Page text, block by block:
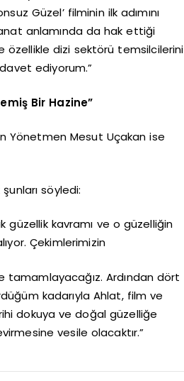
Güzel’ filminin ilk adımını
anlamında da hak ettiği
özellikle dizi sektörü temsilcilerini
ediyorum.”
Bir Hazine”
Yönetmen Mesut Uçakan ise
söyledi:
güzellik kavramı ve o güzelliğin
Çekimlerimizin
tamamlayacağız. Ardından dört
kadarıyla Ahlat, film ve
dokuya ve doğal güzelliğe
vesile olacaktır.”